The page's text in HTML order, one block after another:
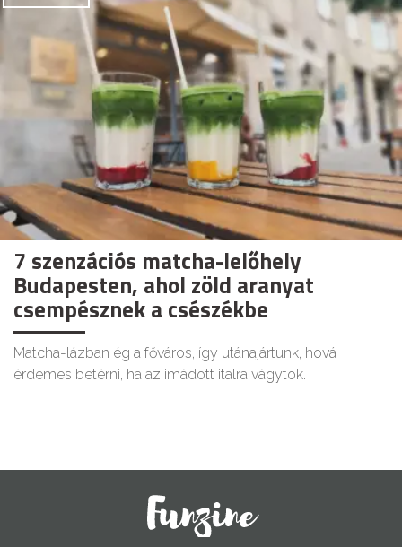
7 szenzációs matcha-lelőhely
Budapesten, ahol zöld aranyat
csempésznek a csészékbe
Matcha-lázban ég a főváros, így utánajártunk, hová
érdemes betérni, ha az imádott italra vágytok.